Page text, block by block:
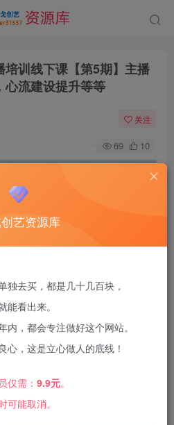
培训线下课【第5期】主播
心流建设提升等等
关注
69 10
艺资源库
独去买，都是几十几百块，
看出来。
，都会专注做好这个网站。
心，这是立心做人的底线！
仅需： 9.9元。
能取消。